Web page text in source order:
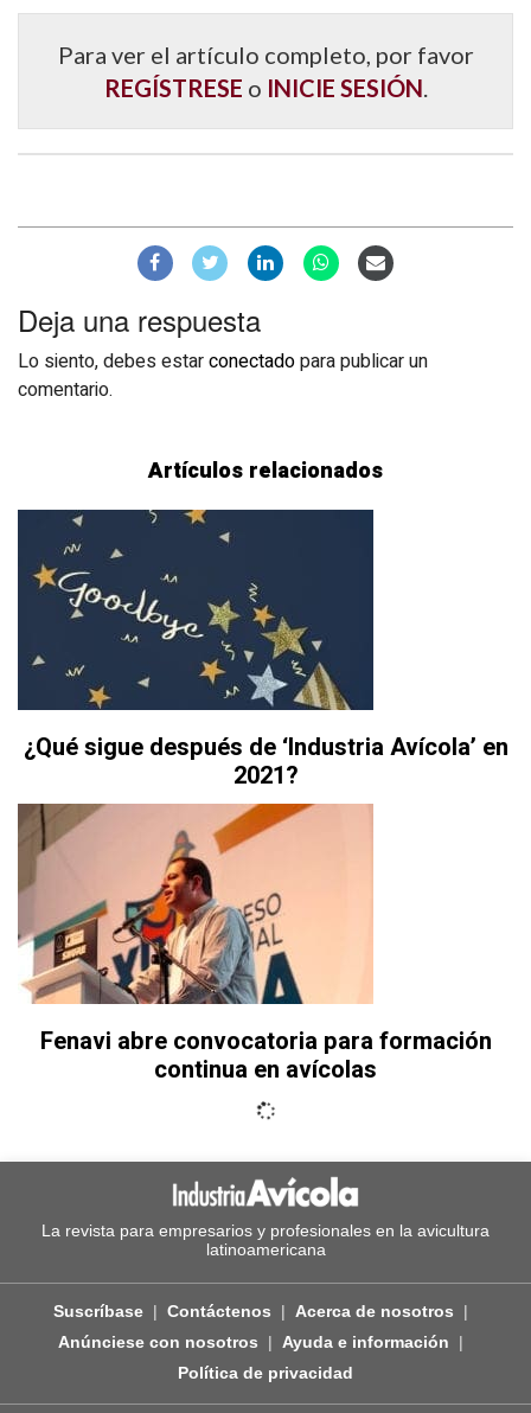
Para ver el artículo completo, por favor
REGÍSTRESE o INICIE SESIÓN
Deja una respuesta
Lo siento, debes estarconectadopara publicar un
comentario.
Artículos relacionados
¿Qué sigue después de ‘Industria Avícola’ en
2021?
Fenavi abre convocatoria para formación
continua en avícolas
La revista para empresarios y profesionales en la avicultura
latinoamericana
Suscríbase Contáctenos
Acerca de nosotros
Anúnciese con nosotros
Ayuda e información
Política de privacidad